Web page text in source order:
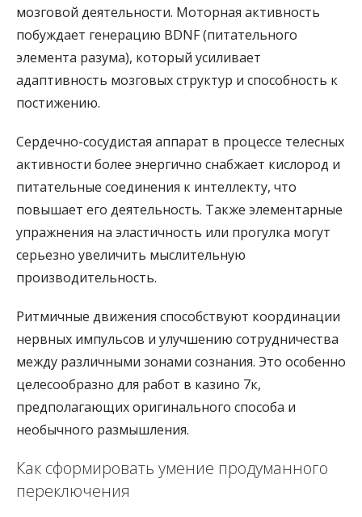
мозговой деятельности. Моторная активность
побуждает генерацию BDNF (питательного
элемента разума), который усиливает
адаптивность мозговых структур и способность к
постижению.
Сердечно-сосудистая аппарат в процессе телесных
активности более энергично снабжает кислород и
питательные соединения к интеллекту, что
повышает его деятельность. Также элементарные
упражнения на эластичность или прогулка могут
серьезно увеличить мыслительную
производительность.
Ритмичные движения способствуют координации
нервных импульсов и улучшению сотрудничества
между различными зонами сознания. Это особенно
целесообразно для работ в казино 7к,
предполагающих оригинального способа и
необычного размышления.
Как сформировать умение продуманного
переключения